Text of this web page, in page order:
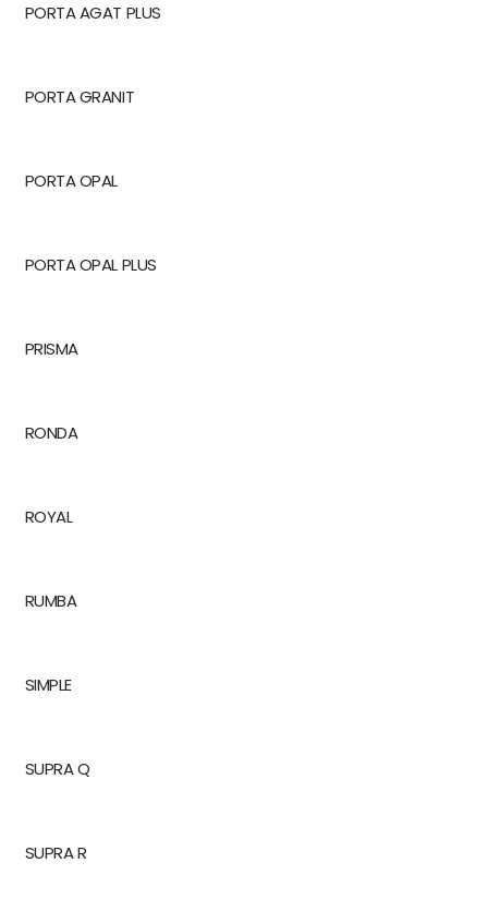
PORTA AGAT PLUS
PORTA GRANIT
PORTA OPAL
PORTA OPAL PLUS
PRISMA
RONDA
ROYAL
RUMBA
SIMPLE
SUPRA Q
SUPRA R